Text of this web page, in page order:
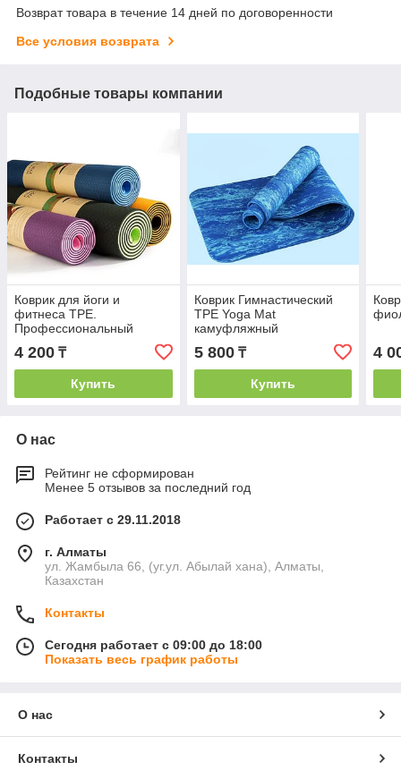
Возврат товара в течение 14 дней по договоренности
Все условия возврата
Подобные товары компании
Коврик для йоги и
фитнеса TPE.
Профессиональный
каремат (yoga mat TPE)
4 200 ₸
Купить
Коврик Гимнастический
ТРЕ Yoga Mat
камуфляжный
183х61х6мм Синий
5 800₸
Купить
4
О нас
Рейтинг не сформирован
Менее 5 отзывов за последний год
Работает с 29.11.2018
г. Алматы
ул. Жамбыла 66, (уг.ул. Абылай хана), Алматы,
Казахстан
Контакты
Сегодня работает с 09:00 до 18:00
Показать весь график работы
О нас
Контакты